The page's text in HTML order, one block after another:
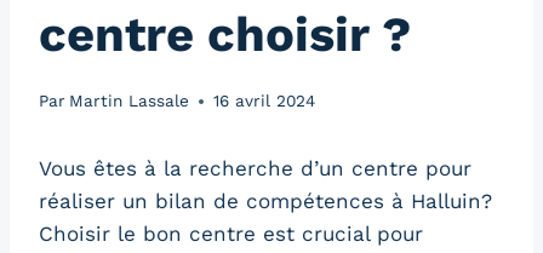
centre choisir ?
Par Martin Lassale 16 avril 2024
Vous êtes à la recherche d’un centre pour
réaliser un bilan de compétences à Halluin?
Choisir le bon centre est crucial pour